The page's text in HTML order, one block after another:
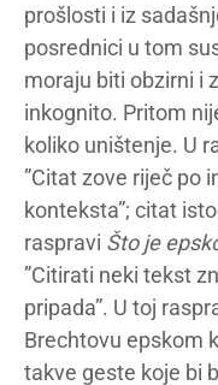
prošlosti i iz
posrednici u tom
moraju biti obzirni i
inkognito. Pritom
koliko uništenje. U
”Citat zove riječ po
konteksta”; citat
raspravi Što je
”Citirati neki tekst
pripada”. U toj
Brechtovu epskom
takve geste koje bi